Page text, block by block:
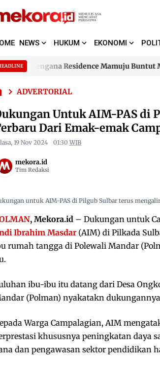
NEWS HUKUM EKONOMI
Residence Mamuju Buntut
Residence Mamuju Buntut
ADVERTORIAL
Untuk AIM-
Mengalir,
Emak-emak
Campalagian
Untuk AIM-PAS di
Dari Emak-emak
19 Nov 2024 01:30 WIB
mekora.id
Tim Redaksi
untuk AIM-PAS di Pilgub Sulbar terus
, Mekora.id – Dukungan untuk
Ibrahim Masdar(AIM) di Pilkada
rumah tangga di Polewali Mandar
ibu-ibu itu datang dari Desa
(Polman) nyakatakn
Warga Campalagian, AIM
khususnya peningkatan daya
dan pengawasan sektor pendidikan